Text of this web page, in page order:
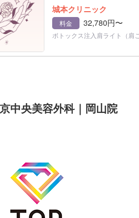
城本クリニック
料金 32,780円〜
ボトックス注入肩ライト（肩
中央美容外科｜岡山院